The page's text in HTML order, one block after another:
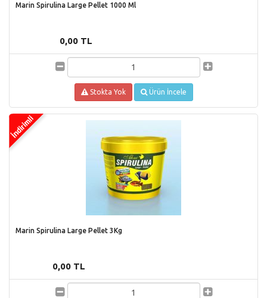
Marin Spirulina Large Pellet 1000 Ml
0,00 TL
Stokta Yok Ürün İncele
Marin Spirulina Large Pellet 3Kg
0,00 TL